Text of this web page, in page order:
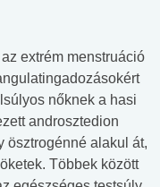
extrém menstruáció
nőknek a hasi
androsztedion
ösztrogénné alakul át,
Többek között